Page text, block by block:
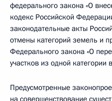
федерального закона «О
кодекс Российской
законодательные акты
отмены категорий земель и
Федерального закона «О
участков из одной категории
Предусмотренные
на совершенствование